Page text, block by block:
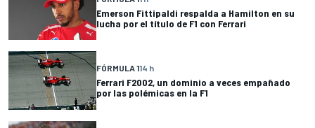
Emerson Fittipaldi respalda a Hamilton en su
lucha por el título de F1 con Ferrari
FÓRMULA 114 h
Ferrari F2002, un dominio a veces empañado
por las polémicas en la F1